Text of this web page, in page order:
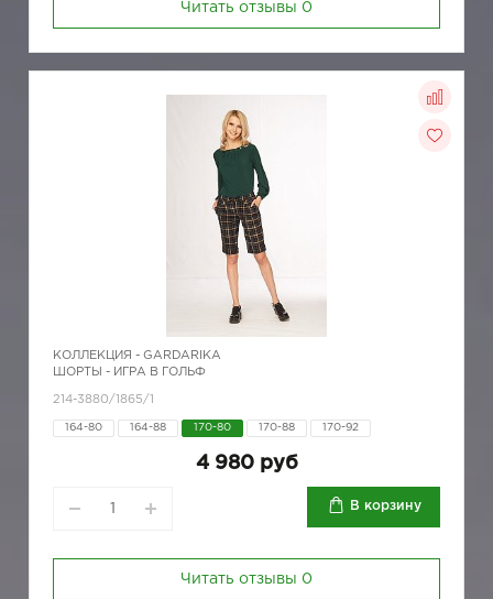
Читать отзывы 0
КОЛЛЕКЦИЯ - GARDARIKA
ШОРТЫ - ИГРА В ГОЛЬФ
214-3880/1865/1
164-80 164-88 170-80 170-88 170-92
4 980 руб
В корзину
Читать отзывы 0